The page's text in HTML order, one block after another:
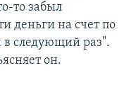
то забыл
деньги на счет по
в следующий раз".
он.